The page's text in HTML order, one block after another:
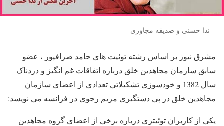
ندا حسنی و صدیقه مجاوری
مشرق نیوز بر اساس رشته توئیت های حامد صرافپور ، عضو
سابق سازمان مجاهدین خلق درباره اتفاقات غم انگیز و دردناک
سال 1382 و خودسوزی تشکیلاتی تعدادی از اعضای سازمان
مجاهدین خلق در پی دستگیری مریم رجوی در فرانسه می نویسد:
یکی از کاربران توئیتری درباره برخی از اعضای گروه مجاهدین